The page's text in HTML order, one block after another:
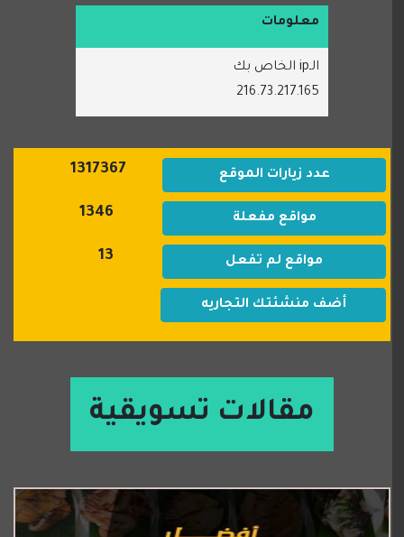
معلومات
الـip الخاص بك
216.73.217.165
عدد زيارات الموقع 1317367
مواقع مفعلة 1346
مواقع لم تفعل 13
أضف منشئتك التجاريه
مقالات تسويقية